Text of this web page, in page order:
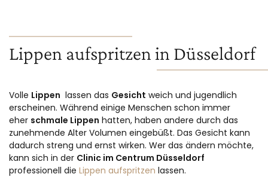
Lippen aufspritzen in Düsseldorf
Volle Lippen lassen das Gesicht weich und jugendlich
erscheinen. Während einige Menschen schon immer
eher schmale Lippen hatten, haben andere durch das
zunehmende Alter Volumen eingebüßt. Das Gesicht kann
dadurch streng und ernst wirken. Wer das ändern möchte,
kann sich in der Clinic im Centrum Düsseldorf
professionell die Lippen aufspritzen lassen.